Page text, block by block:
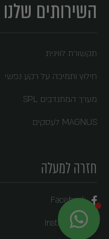
השירותים שלנו
תקשורת לווינית
חילוץ ותמיכה על רקע נפשי
מערך המתנדבים SPL
MAGNUS לעסקים
חזרה למעלה
Facebook
Instagram
MAGNUS